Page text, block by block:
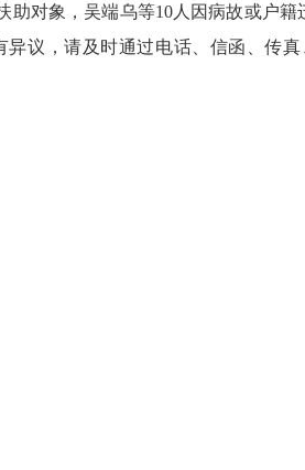
对象，吴端乌等10人因病故或户
议，请及时通过电话、信函、传